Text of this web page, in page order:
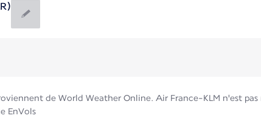
de World Weather Online. Air France-KLM n'est
EnVols